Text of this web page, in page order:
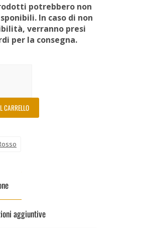
potrebbero non
In caso di non
verranno presi
per la consegna.
CARRELLO
aggiuntive